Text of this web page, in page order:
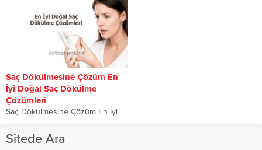
Sitede Ara
Saç Dökülmesine Çözüm En
İyi Doğal Saç Dökülme
Çözümleri
Saç Dökülmesine Çözüm En İyi
hiç şüphe yok ki, hepimizin